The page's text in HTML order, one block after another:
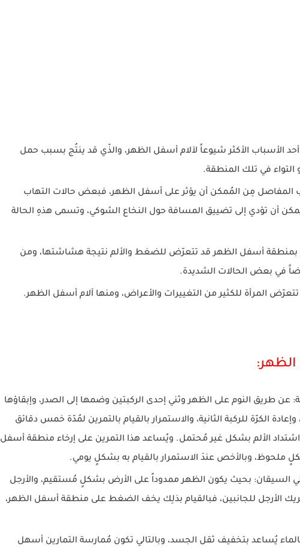
الأسباب الأكثر شيوعاً لآلام أسفل الظهر، والذّي قد ينتُج بسبب حمل
التواء في تلك المنطقة.
المفاصل مِن المُمكن أن يؤثر على أسفل الظهر، فبعض حالات التهاب
أن تؤدي إلى تضييق المسافة حول النخاع الشوكي، وتسمى هذهِ الحالة
أسفل الظهر قد تتعرّض للضغط والألم نتيجة هشاشتها، ومن
في بعض الحالات الشديدة.
المرأة للكثير من التغييرات والأعراض، ومنها آلام أسفل الظهر.
الظهر:
عن طريق النوم على الظهر وثني إحدى الركبتين وضمها إلى الصدر، وإبقاؤها
الكرّة للركبة الثانية، والاستمرار بالقيام بالتمرين لمُدّة خمس دقائق
الألم بشكل غير مُحتمل. ويُساعد هذا التمرين على إرخاء منطقة أسفل
ملحوظ، وبالأخص عندَ الاستمرار بالقيام به بشكلٍ يومي.
السيقان: بحيث يكون الظهر ممدوداً على الأرض بشكلٍ مُستقيم، والأرجل
الأرجل للجانبين، فبالقيام بذلِك يخف الضغط على منطقة أسفل الظهر،
يُساعد بتخفيف ثقل الجسد، وبالتالي تكون مُمارسة التمارين أسهل